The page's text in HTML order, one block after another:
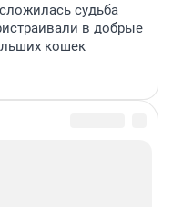
судьба
в добрые
кошек